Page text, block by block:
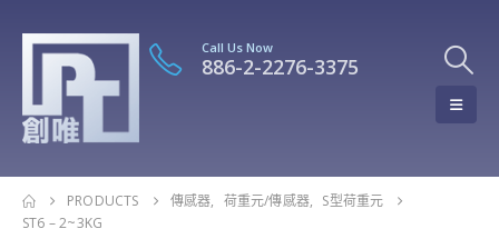
Call Us Now
886-2-2276-3375
PRODUCTS 傳感器, 荷重元/傳感器, S型荷重元
ST6 – 2~3KG